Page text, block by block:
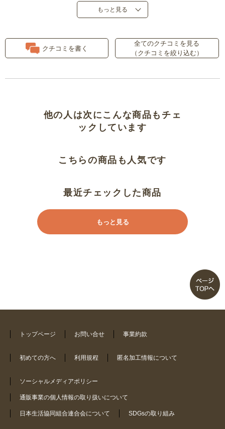
ウェストがＳサイズだった
品によっては一部不具合。履き心
買ってよかったです
ネイビーは色落ちする
しわしわ
特にデザイン性もなかった
もっと見る
クチコミを書く
全てのクチコミを見る
（クチコミを絞り込む）
他の人は次にこんな商品もチェ
ックしています
こちらの商品も人気です
最近チェックした商品
もっと見る
トップページ お問い合せ 事業約款
初めての方へ 利用規程 匿名加工情報について
ソーシャルメディアポリシー
通販事業の個人情報の取り扱いについて
日本生活協同組合連合会について SDGsの取り組み